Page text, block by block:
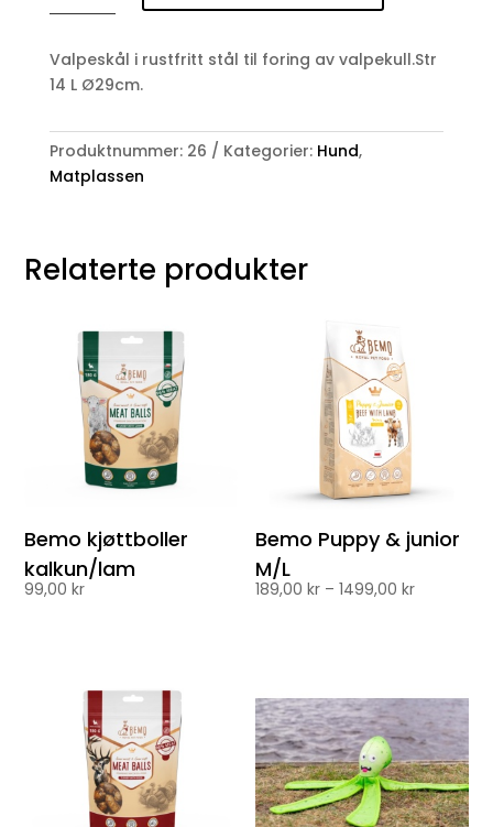
antall
Valpeskål i rustfritt stål til foring av valpekull.Str
14 L Ø29cm.
Produktnummer: 26 Kategorier: Hund,
Matplassen
Relaterte produkter
Bemo kjøttboller
kalkun/lam
99,00kr
Bemo Puppy & junior
M/L
189,00kr – 1499,00kr